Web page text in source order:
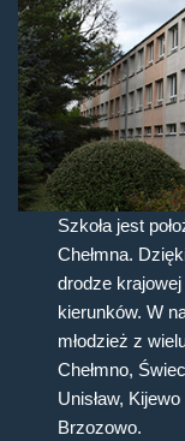
Szkoła jest
Chełmna.
drodze
kierunków. W
młodzież z
Chełmno,
Unisław,
Brzozowo.